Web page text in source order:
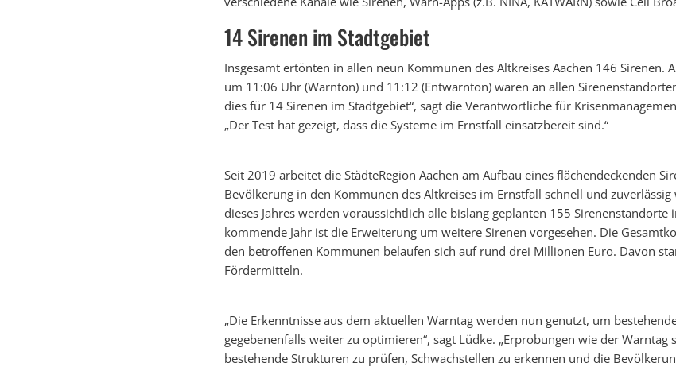
14 Sirenen im Stadtgebiet
Insgesamt ertönten in allen neun Kommunen des Altkreises Aachen 146 Sirenen.
um 11:06 Uhr (Warnton) und 11:12 (Entwarnton) waren an allen
dies für 14 Sirenen im Stadtgebiet“, sagt die Verantwortliche für
„Der Test hat gezeigt, dass die Systeme im Ernstfall einsatzbereit sind.“
Seit 2019 arbeitet die StädteRegion Aachen am Aufbau eines flächendeckenden
Bevölkerung in den Kommunen des Altkreises im Ernstfall schnell und
dieses Jahres werden voraussichtlich alle bislang geplanten 155
kommende Jahr ist die Erweiterung um weitere Sirenen vorgesehen. Die
den betroffenen Kommunen belaufen sich auf rund drei Millionen Euro. Davon
Fördermitteln.
„Die Erkenntnisse aus dem aktuellen Warntag werden nun genutzt, um
gegebenenfalls weiter zu optimieren“, sagt Lüdke. „Erprobungen wie der Warntag
bestehende Strukturen zu prüfen, Schwachstellen zu erkennen und die